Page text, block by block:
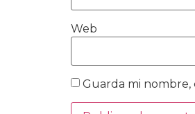
Web
Guarda mi